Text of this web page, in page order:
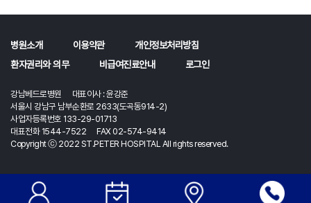
병원소개 이용약관
개인정보처리방침
환자권리와 의무
비급여진료안내 로그인
강남베드로병원 대표이사 : 윤강준
서울시 강남구 남부순환로 2633(도곡동914-2)
사업자등록번호 133-29-01713
대표전화 1544-7522 FAX 02-574-9414
Copyright ⓒ 2022 ST.PETER HOSPITAL All rights reserved.